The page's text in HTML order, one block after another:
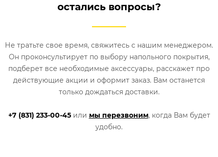
остались вопросы?
Не тратьте свое время, свяжитесь с нашим менеджером.
Он проконсультирует по выбору напольного покрытия,
подберет все необходимые аксессуары, расскажет про
действующие акции и оформит заказ. Вам останется
только дождаться доставки.
+7 (831) 233-00-45или мы перезвоним, когда Вам будет
удобно.